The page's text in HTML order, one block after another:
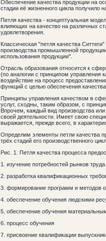
Обеспечение качества продукции на
стадии её жизненного цикла получило
Петля качества - концептуальная
влияющих на качество на различных
удовлетворения.
Классическая "петля качества
производства промышленной
использования продукции".
Отрасль образования относится к
(по аналогии с принципом управления
воздействие на процесс
функций с целью обеспечения
Принципы управления качеством в
услуг, сходны, таким образом, с
Впрочем, каждый вид производства
своей деятельности. Имеет свою
выражается, прежде всего, в
Определим элементы петли качества
трёх стадий его производственного
Рис. 1. Петля качества процесса
1. изучение потребностей рынков
2. разработка квалификационных
3. формирование программ и методов
4. обеспечение обучения людскими
5. обеспечение обучения
6. процесс обучения
7. присвоение квалификации